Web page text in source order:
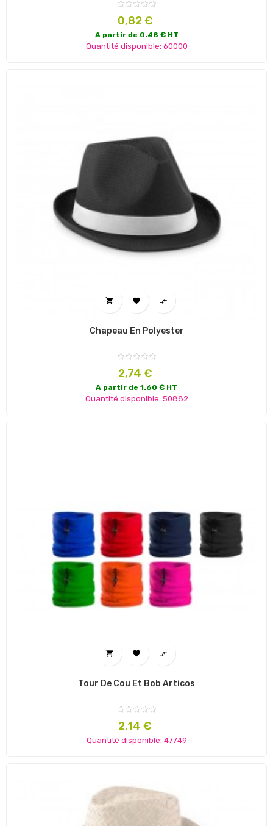
Prix
0,82 €
A partir de 0.48 € HT
Quantité disponible: 60000
  
Chapeau En Polyester
Prix
2,74 €
A partir de 1.60 € HT
Quantité disponible: 50882
  
Tour De Cou Et Bob Articos
Prix
2,14 €
Quantité disponible: 47749